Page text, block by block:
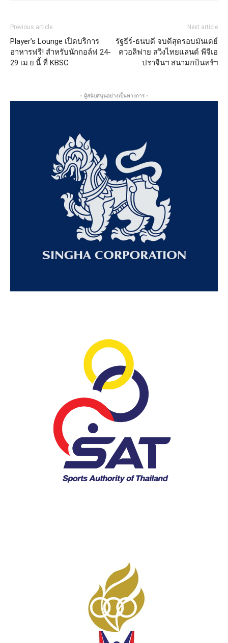
Previous article
Player’s Lounge เปิดบริการ
อาหารฟรี! สำหรับนักกอล์ฟ 24-
29 เม.ย.นี้ ที่ KBSC
Next article
รัฐธีร์-ธนบดี จบดีสุดรอบมันเดย์
ควอลิฟาย สวิงไทยแลนด์ พีจีเอ
ปราจีนฯ สนามกบินทร์ฯ
- ผู้สนับสนุนอย่างเป็นทางการ -